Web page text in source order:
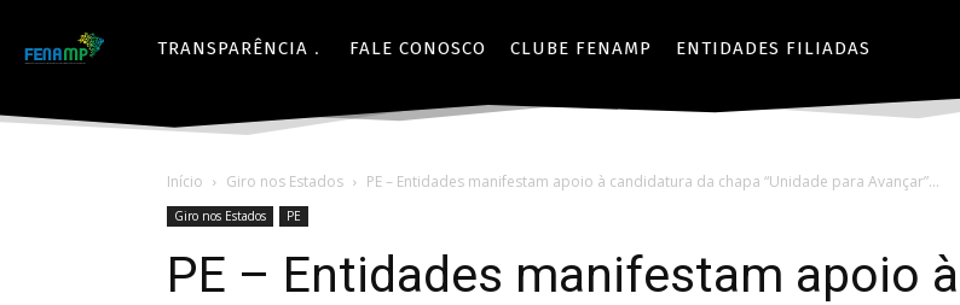
TRANSPARÊNCIA FALE CONOSCO CLUBE FENAMP ENTIDADES FILIADAS
Início Giro nos Estados PE – Entidades manifestam apoio à candidatura da chapa “Unidade para Avançar”...
Giro nos Estados PE
PE – Entidades manifestam apoio à